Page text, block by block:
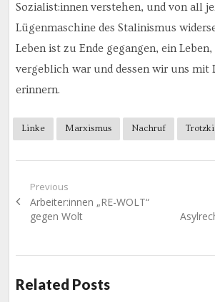
Sozialist:innen verstehen, und von all
Lügenmaschine des Stalinismus
Leben ist zu Ende gegangen, ein
vergeblich war und dessen wir uns mit
erinnern.
Linke Marxismus Nachruf Trotzki
Beitragsnavigation
Previous
Previous
post:
Arbeiter:innen „RE-WOLT“
gegen Wolt
Related Posts